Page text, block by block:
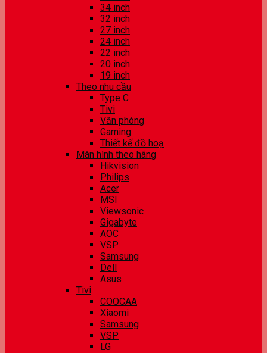
34 inch
32 inch
27 inch
24 inch
22 inch
20 inch
19 inch
Theo nhu cầu
Type C
Tivi
Văn phòng
Gaming
Thiết kế đồ hoạ
Màn hình theo hãng
Hikvision
Philips
Acer
MSI
Viewsonic
Gigabyte
AOC
VSP
Samsung
Dell
Asus
Tivi
COOCAA
Xiaomi
Samsung
VSP
LG